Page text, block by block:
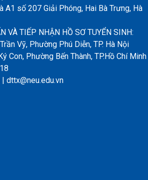
A1 số 207 Giải Phóng, Hai Bà Trưng, Hà
VÀ TIẾP NHẬN HỒ SƠ TUYỂN SINH:
Vỹ, Phường Phú Diễn, TP. Hà Nội
Con, Phường Bến Thành, TP.Hồ Chí Minh
| dttx@neu.edu.vn